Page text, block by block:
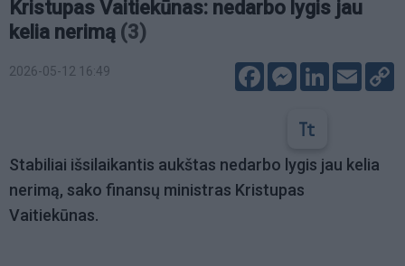
Kristupas Vaitiekūnas: nedarbo lygis jau
kelia nerimą (3)
2026-05-12 16:49 FacebookMessenger
LinkedIn
Email
Stabiliai išsilaikantis aukštas nedarbo lygis jau kelia
nerimą, sako finansų ministras Kristupas
Vaitiekūnas.